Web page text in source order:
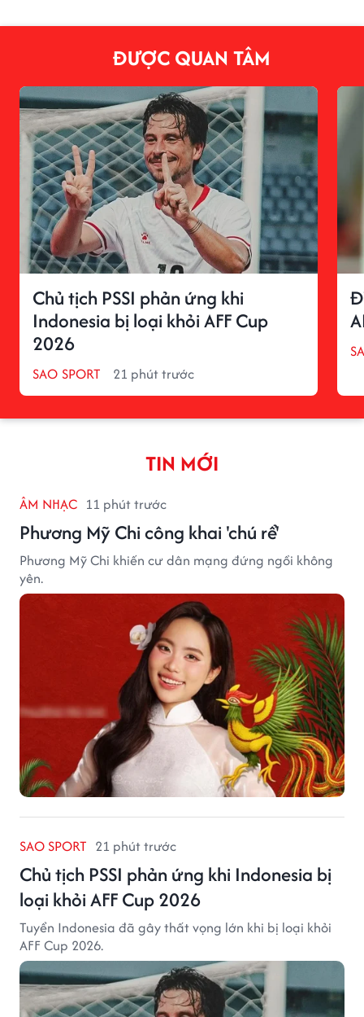
ĐƯỢC QUAN TÂM
Chủ tịch PSSI phản ứng khi
Indonesia bị loại khỏi AFF Cup
2026
SAO SPORT 21 phút trước
TIN MỚI
ÂM NHẠC 11 phút trước
Phương Mỹ Chi công khai 'chú rể'
Phương Mỹ Chi khiến cư dân mạng đứng ngồi không
yên.
SAO SPORT 21 phút trước
Chủ tịch PSSI phản ứng khi Indonesia bị
loại khỏi AFF Cup 2026
Tuyển Indonesia đã gây thất vọng lớn khi bị loại khỏi
AFF Cup 2026.